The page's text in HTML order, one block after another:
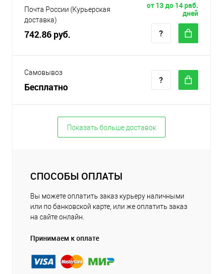
Почта России (Курьерская
доставка)
742.86 руб.
от 13 до 14 раб.
дней
Самовывоз
Бесплатно
Показать больше доставок
СПОСОБЫ ОПЛАТЫ
Вы можете оплатить заказ курьеру наличными
или по банковской карте, или же оплатить заказ
на сайте онлайн.
Принимаем к оплате